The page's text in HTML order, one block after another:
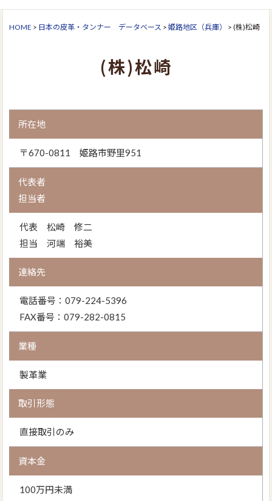
HOME > 日本の皮革・タンナー データベース >姫路地区（兵庫） >(株)松崎
(株)松崎
所在地
〒670-0811 姫路市野里951
代表者
担当者
代表 松崎 修二
担当 河端 裕美
連絡先
電話番号：079-224-5396
FAX番号：079-282-0815
業種
製革業
取引形態
直接取引のみ
資本金
100万円未満